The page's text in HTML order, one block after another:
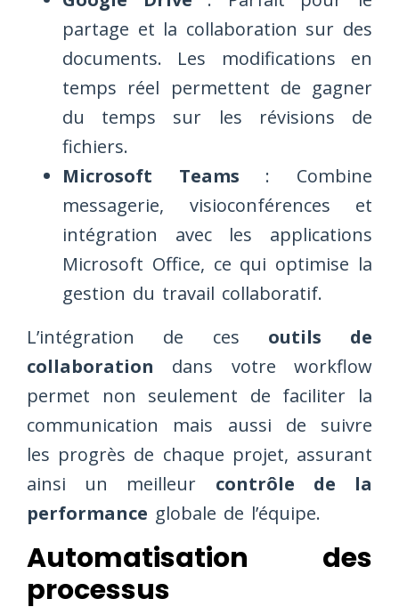
partage et la collaboration sur des
documents. Les modifications en
temps réel permettent de gagner
du temps sur les révisions de
fichiers.
Microsoft Teams : Combine
messagerie, visioconférences et
intégration avec les applications
Microsoft Office, ce qui optimise la
gestion du travail collaboratif.
L’intégration de ces outils de
collaboration dans votre workflow
permet non seulement de faciliter la
communication mais aussi de suivre
les progrès de chaque projet, assurant
ainsi un meilleur contrôle de la
performance globale de l’équipe.
Automatisation des
processus